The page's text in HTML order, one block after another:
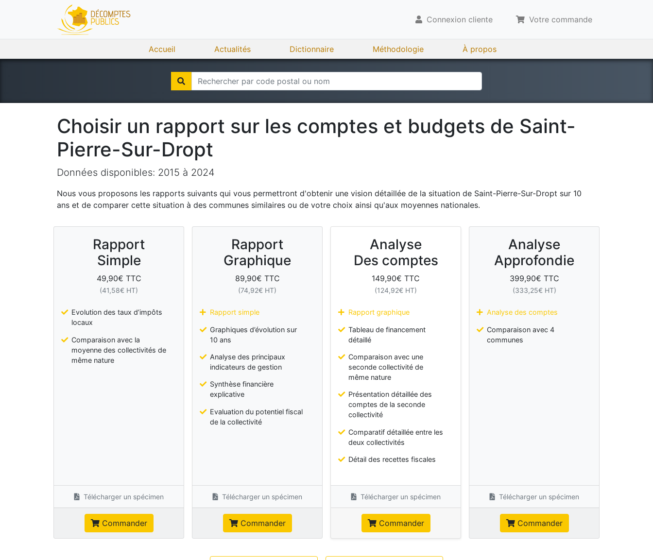
Connexion cliente Votre commande
Accueil Actualités Dictionnaire Méthodologie À propos
Choisir un rapport sur les comptes et budgets de Saint-
Pierre-Sur-Dropt
Données disponibles: 2015 à 2024
Nous vous proposons les rapports suivants qui vous permettront d'obtenir une vision détaillée de la situation de Saint-Pierre-Sur-Dropt sur 10
ans et de comparer cette situation à des communes similaires ou de votre choix ainsi qu'aux moyennes nationales.
Rapport
Simple
49,90€ TTC
(41,58€ HT)
Evolution des taux d’impôts
locaux
Comparaison avec la
moyenne des collectivités de
même nature
Télécharger un spécimen
Commander
Rapport
Graphique
89,90€ TTC
(74,92€ HT)
Rapport simple
Graphiques d’évolution sur
10 ans
Analyse des principaux
indicateurs de gestion
Synthèse financière
explicative
Evaluation du potentiel fiscal
de la collectivité
Télécharger un spécimen
Commander
Analyse
Des comptes
149,90€ TTC
(124,92€ HT)
Rapport graphique
Tableau de financement
détaillé
Comparaison avec une
seconde collectivité de
même nature
Présentation détaillée des
comptes de la seconde
collectivité
Comparatif détaillée entre les
deux collectivités
Détail des recettes fiscales
Télécharger un spécimen
Commander
Analyse
Approfondie
399,90€ TTC
(333,25€ HT)
Analyse des comptes
Comparaison avec 4
communes
Télécharger un spécimen
Commander